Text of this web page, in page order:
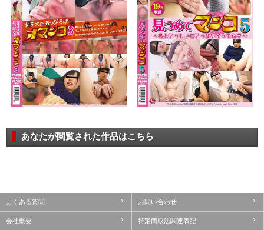
あなたが閲覧された作品はこちら
よくある質問 お問い合わせ
会社概要 特定商取法関連表記